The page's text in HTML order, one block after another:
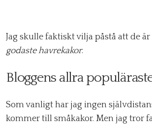
Jag skulle faktiskt vilja påstå att de är
godaste havrekakor.
Bloggens allra
Som vanligt har jag ingen
kommer till småkakor. Men jag tror